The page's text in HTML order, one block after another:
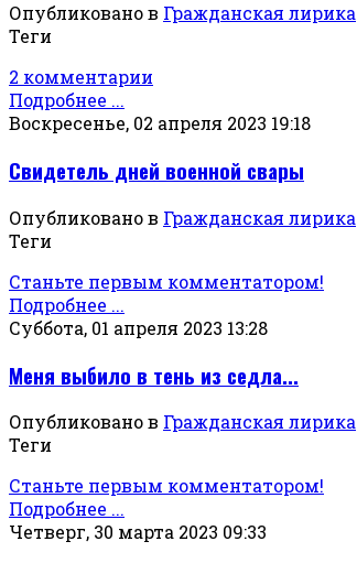
Опубликовано в Гражданская лирика
Теги
2 комментарии
Подробнее ...
Воскресенье, 02 апреля 2023 19:18
Свидетель дней военной свары
Опубликовано в Гражданская лирика
Теги
Станьте первым комментатором!
Подробнее ...
Суббота, 01 апреля 2023 13:28
Меня выбило в тень из седла...
Опубликовано в Гражданская лирика
Теги
Станьте первым комментатором!
Подробнее ...
Четверг, 30 марта 2023 09:33